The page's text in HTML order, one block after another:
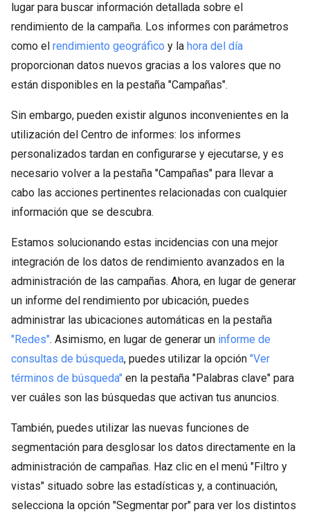
lugar para buscar información detallada sobre el
rendimiento de la campaña. Los informes con parámetros
como el rendimiento geográfico y la hora del día
proporcionan datos nuevos gracias a los valores que no
están disponibles en la pestaña "Campañas".
Sin embargo, pueden existir algunos inconvenientes en la
utilización del Centro de informes: los informes
personalizados tardan en configurarse y ejecutarse, y es
necesario volver a la pestaña "Campañas" para llevar a
cabo las acciones pertinentes relacionadas con cualquier
información que se descubra.
Estamos solucionando estas incidencias con una mejor
integración de los datos de rendimiento avanzados en la
administración de las campañas. Ahora, en lugar de generar
un informe del rendimiento por ubicación, puedes
administrar las ubicaciones automáticas en la pestaña
"Redes". Asimismo, en lugar de generar un informe de
consultas de búsqueda, puedes utilizar la opción "Ver
términos de búsqueda" en la pestaña "Palabras clave" para
ver cuáles son las búsquedas que activan tus anuncios.
También, puedes utilizar las nuevas funciones de
segmentación para desglosar los datos directamente en la
administración de campañas. Haz clic en el menú "Filtro y
vistas" situado sobre las estadísticas y, a continuación,
selecciona la opción "Segmentar por" para ver los distintos